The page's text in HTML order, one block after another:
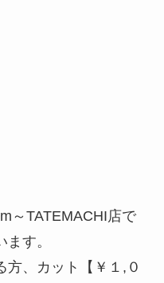
～TATEMACHI店で
す。
方、カット【￥１,０